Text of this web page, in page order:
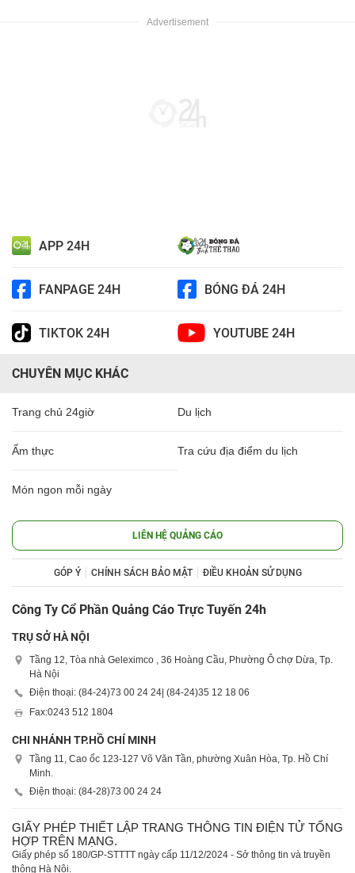
APP 24H
FANPAGE 24H BÓNG ĐÁ 24H
TIKTOK 24H YOUTUBE 24H
CHUYÊN MỤC KHÁC
Trang chủ 24giờ Du lịch
Ẩm thực Tra cứu địa điểm du lịch
Món ngon mỗi ngày
LIÊN HỆ QUẢNG CÁO
GÓP Ý CHÍNH SÁCH BẢO MẬT ĐIỀU KHOẢN SỬ DỤNG
Công Ty Cổ Phần Quảng Cáo Trực Tuyến 24h
TRỤ SỞ HÀ NỘI
Tầng 12, Tòa nhà Geleximco , 36 Hoàng Cầu, Phường Ô chợ Dừa, Tp.
Hà Nội
Điện thoại: (84-24)73 00 24 24 | (84-24)35 12 18 06
Fax:0243 512 1804
CHI NHÁNH TP.HỒ CHÍ MINH
Tầng 11, Cao ốc 123-127 Võ Văn Tần, phường Xuân Hòa, Tp. Hồ Chí
Minh.
Điện thoại: (84-28)73 00 24 24
GIẤY PHÉP THIẾT LẬP TRANG THÔNG TIN ĐIỆN TỬ TỔNG
HỢP TRÊN MẠNG.
Giấy phép số 180/GP-STTTT ngày cấp 11/12/2024 - Sở thông tin và truyền
thông Hà Nội.